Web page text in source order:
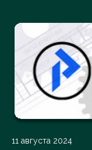
11 августа 2024